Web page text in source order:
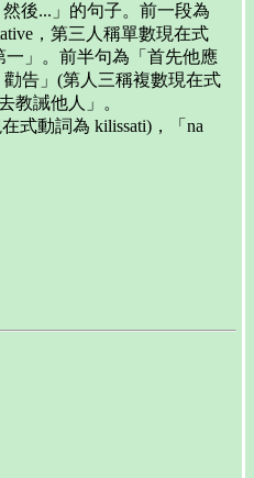
然後...」的句子。前一段為
，第三人稱單數現在式
一」。前半句為「首先他應
勸告」(第人三稱複數現在式
教誡他人」。
式動詞為 kilissati)，「na